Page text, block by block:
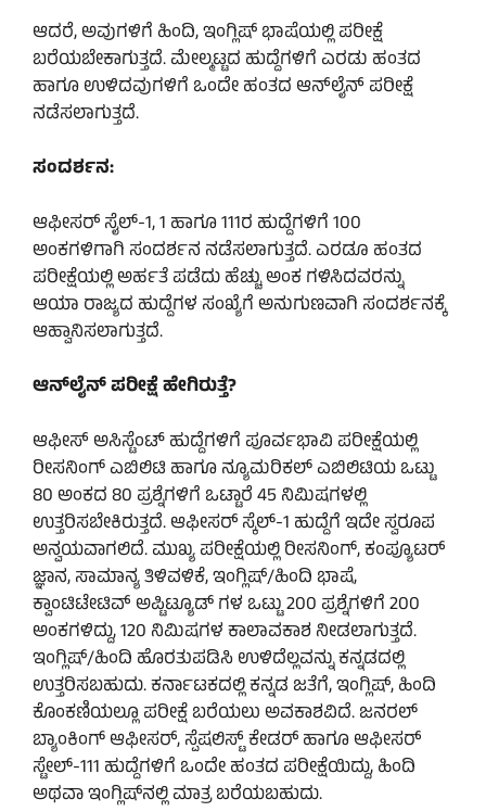
ಆದರೆ, ಅವುಗಳಿಗೆ ಹಿಂದಿ, ಇಂಗ್ಲಿಷ್ ಭಾಷೆಯಲ್ಲಿ ಪರೀಕ್ಷೆ
ಬರೆಯಬೇಕಾಗುತ್ತದೆ. ಮೇಲ್ಮಟ್ಟದ ಹುದ್ದೆಗಳಿಗೆ ಎರಡು ಹಂತದ
ಹಾಗೂ ಉಳಿದವುಗಳಿಗೆ ಒಂದೇ ಹಂತದ ಆನ್‌ಲೈನ್ ಪರೀಕ್ಷೆ
ನಡೆಸಲಾಗುತ್ತದೆ.
ಸಂದರ್ಶನ:
ಆಫೀಸ‌ರ್ ಸೈಲ್-1, 1 ಹಾಗೂ 111ರ ಹುದ್ದೆಗಳಿಗೆ 100
ಅಂಕಗಳಿಗಾಗಿ ಸಂದರ್ಶನ ನಡೆಸಲಾಗುತ್ತದೆ. ಎರಡೂ ಹಂತದ
ಪರೀಕ್ಷೆಯಲ್ಲಿ ಅರ್ಹತೆ ಪಡೆದು ಹೆಚ್ಚು ಅಂಕ ಗಳಿಸಿದವರನ್ನು
ಆಯಾ ರಾಜ್ಯದ ಹುದ್ದೆಗಳ ಸಂಖ್ಯೆಗೆ ಅನುಗುಣವಾಗಿ ಸಂದರ್ಶನಕ್ಕೆ
ಆಹ್ವಾನಿಸಲಾಗುತ್ತದೆ.
ಆನ್‌ಲೈನ್ ಪರೀಕ್ಷೆ ಹೇಗಿರುತ್ತೆ?
ಆಫೀಸ್ ಅಸಿಸ್ಟೆಂಟ್ ಹುದ್ದೆಗಳಿಗೆ ಪೂರ್ವಭಾವಿ ಪರೀಕ್ಷೆಯಲ್ಲಿ
ರೀಸನಿಂಗ್ ಎಬಿಲಿಟಿ ಹಾಗೂ ನ್ಯೂಮರಿಕಲ್ ಎಬಿಲಿಟಿಯ ಒಟ್ಟು
80 ಅಂಕದ 80 ಪ್ರಶ್ನೆಗಳಿಗೆ ಒಟ್ಟಾರೆ 45 ನಿಮಿಷಗಳಲ್ಲಿ
ಉತ್ತರಿಸಬೇಕಿರುತ್ತದೆ. ಆಫೀಸರ್ ಸ್ಕೆಲ್-1 ಹುದ್ದೆಗೆ ಇದೇ ಸ್ವರೂಪ
ಅನ್ವಯವಾಗಲಿದೆ. ಮುಖ್ಯ ಪರೀಕ್ಷೆಯಲ್ಲಿ ರೀಸನಿಂಗ್, ಕಂಪ್ಯೂಟರ್
ಜ್ಞಾನ, ಸಾಮಾನ್ಯ ತಿಳಿವಳಿಕೆ, ಇಂಗ್ಲಿಷ್/ಹಿಂದಿ ಭಾಷೆ,
ಕ್ವಾಂಟಿಟೇಟಿವ್ ಅಪ್ಟಿಟ್ಯೂಡ್ ಗಳ ಒಟ್ಟು 200 ಪ್ರಶ್ನೆಗಳಿಗೆ 200
ಅಂಕಗಳಿದ್ದು, 120 ನಿಮಿಷಗಳ ಕಾಲಾವಕಾಶ ನೀಡಲಾಗುತ್ತದೆ.
ಇಂಗ್ಲಿಷ್/ಹಿಂದಿ ಹೊರತುಪಡಿಸಿ ಉಳಿದೆಲ್ಲವನ್ನು ಕನ್ನಡದಲ್ಲಿ
ಉತ್ತರಿಸಬಹುದು. ಕರ್ನಾಟಕದಲ್ಲಿ ಕನ್ನಡ ಜತೆಗೆ, ಇಂಗ್ಲಿಷ್‌, ಹಿಂದಿ
ಕೊಂಕಣಿಯಲ್ಲೂ ಪರೀಕ್ಷೆ ಬರೆಯಲು ಅವಕಾಶವಿದೆ. ಜನರಲ್‌
ಬ್ಯಾಂಕಿಂಗ್‌ ಆಫೀಸರ್, ಸ್ಪೆಷಲಿಸ್ಟ್ ಕೇಡರ್ ಹಾಗೂ ಆಫೀಸರ್
ಸ್ಟೇಲ್-111 ಹುದ್ದೆಗಳಿಗೆ ಒಂದೇ ಹಂತದ ಪರೀಕ್ಷೆಯಿದ್ದು, ಹಿಂದಿ
ಅಥವಾ ಇಂಗ್ಲಿಷ್‌ನಲ್ಲಿ ಮಾತ್ರ ಬರೆಯಬಹುದು.